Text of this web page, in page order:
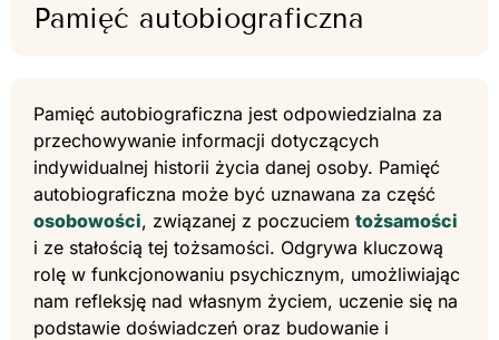
Pamięć autobiograficzna
Pamięć autobiograficzna jest odpowiedzialna za
przechowywanie informacji dotyczących
indywidualnej historii życia danej osoby. Pamięć
autobiograficzna może być uznawana za część
osobowości, związanej z poczuciem tożsamości
i ze stałością tej tożsamości. Odgrywa kluczową
rolę w funkcjonowaniu psychicznym, umożliwiając
nam refleksję nad własnym życiem, uczenie się na
podstawie doświadczeń oraz budowanie i